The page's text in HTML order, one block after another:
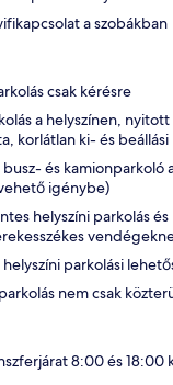
a szobákban
csak kérésre
a helyszínen,
korlátlan ki- és
busz- és kamionparkoló
igénybe)
helyszíni parkolás
parkolási
nem csak
8:00 és 18:00